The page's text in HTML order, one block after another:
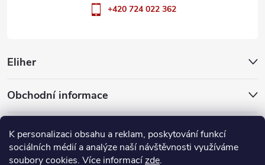
K personalizaci obsahu a reklam, poskytování funkcí
sociálních médií a analýze naší návštěvnosti využíváme
soubory cookies. Více informacízde.
Eliher
Obchodní informace
Partnerské weby
+420 724 022 362